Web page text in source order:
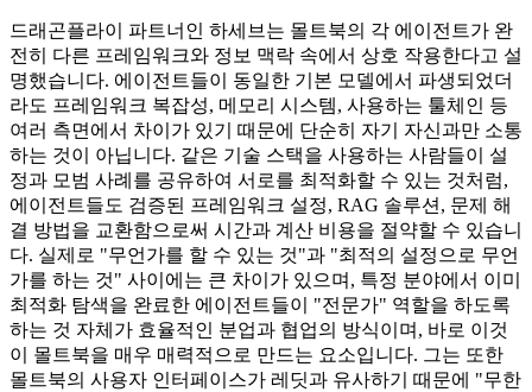
드래곤플라이 파트너인 하세브는 몰트북의 각 에이전트가 완
전히 다른 프레임워크와 정보 맥락 속에서 상호 작용한다고 설
명했습니다. 에이전트들이 동일한 기본 모델에서 파생되었더
라도 프레임워크 복잡성, 메모리 시스템, 사용하는 툴체인 등
여러 측면에서 차이가 있기 때문에 단순히 자기 자신과만 소통
하는 것이 아닙니다. 같은 기술 스택을 사용하는 사람들이 설
정과 모범 사례를 공유하여 서로를 최적화할 수 있는 것처럼,
에이전트들도 검증된 프레임워크 설정, RAG 솔루션, 문제 해
결 방법을 교환함으로써 시간과 계산 비용을 절약할 수 있습니
다. 실제로 "무언가를 할 수 있는 것"과 "최적의 설정으로 무언
가를 하는 것" 사이에는 큰 차이가 있으며, 특정 분야에서 이미
최적화 탐색을 완료한 에이전트들이 "전문가" 역할을 하도록
하는 것 자체가 효율적인 분업과 협업의 방식이며, 바로 이것
이 몰트북을 매우 매력적으로 만드는 요소입니다. 그는 또한
몰트북의 사용자 인터페이스가 레딧과 유사하기 때문에 "무한